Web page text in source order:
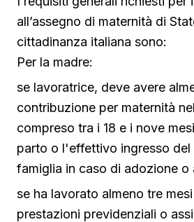
all’assegno di maternità di
cittadinanza italiana sono:
Per la madre:
se lavoratrice, deve avere
contribuzione per maternità
compreso tra i 18 e i nove
parto o l'effettivo ingresso del
famiglia in caso di adozione o
se ha lavorato almeno tre
prestazioni previdenziali o